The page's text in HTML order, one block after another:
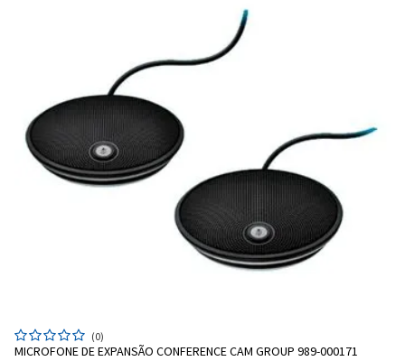
(0)
MICROFONE DE EXPANSÃO CONFERENCE CAM GROUP 989-000171